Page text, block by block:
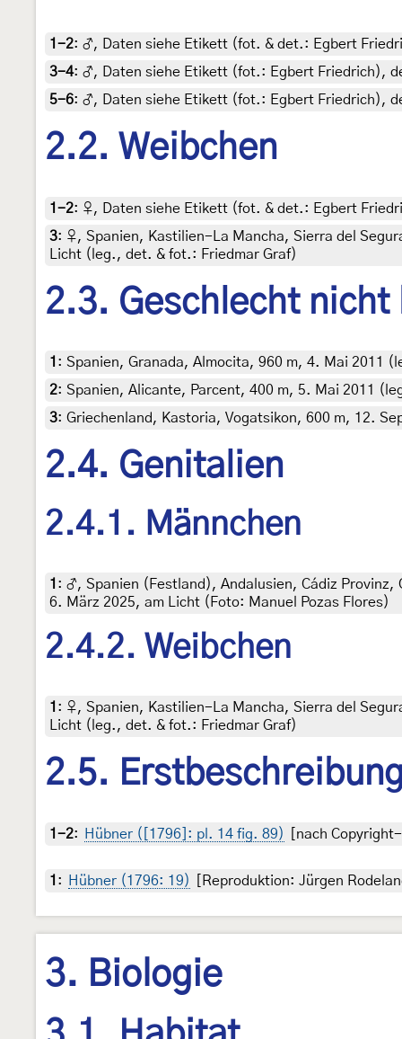
1-2: ♂, Daten siehe Etikett (fot. & det.: Egbert
3-4: ♂, Daten siehe Etikett (fot.: Egbert Friedrich),
5-6: ♂, Daten siehe Etikett (fot.: Egbert Friedrich),
2.2. Weibchen
1-2: ♀, Daten siehe Etikett (fot. & det.: Egbert
3: ♀, Spanien, Kastilien-La Mancha, Sierra del
Licht (leg., det. & fot.: Friedmar Graf)
2.3. Geschlecht nicht
1 : Spanien, Granada, Almocita, 960 m, 4. Mai 2011
2: Spanien, Alicante, Parcent, 400 m, 5. Mai 2011
3: Griechenland, Kastoria, Vogatsikon, 600 m, 12.
2.4. Genitalien
2.4.1. Männchen
1 : ♂, Spanien (Festland), Andalusien, Cádiz Provinz,
6. März 2025, am Licht (Foto: Manuel Pozas Flores)
2.4.2. Weibchen
1 : ♀, Spanien, Kastilien-La Mancha, Sierra del
Licht (leg., det. & fot.: Friedmar Graf)
2.5.
1-2: Hübner ([1796]: pl. 14 fig. 89) [nach
1 : Hübner (1796: 19) [Reproduktion: Jürgen
3. Biologie